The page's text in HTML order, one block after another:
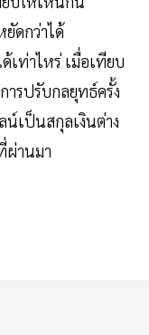
ยัดกว่าได้
เท่าไหร่ เมื่อเทียบ
ารปรับกลยุทธ์ครั้ง
เป็นสกุลเงินต่าง
ผ่านมา